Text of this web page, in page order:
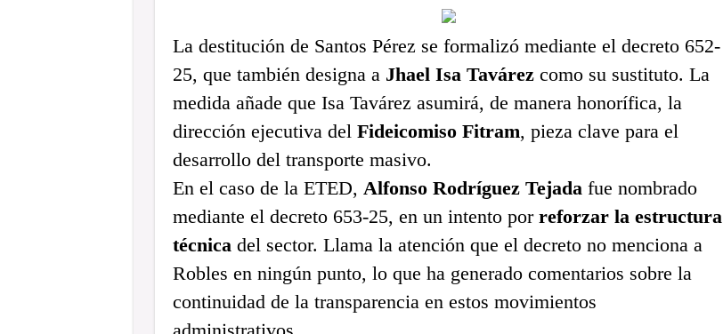
La destitución de Santos Pérez se formalizó mediante el decreto 652-
25, que también designa a Jhael Isa Tavárezcomo su sustituto. La
medida añade que Isa Tavárez asumirá, de manera honorífica, la
dirección ejecutiva del Fideicomiso Fitram, pieza clave para el
desarrollo del transporte masivo.
En el caso de la ETED, Alfonso Rodríguez Tejadafue nombrado
mediante el decreto 653-25, en un intento por reforzar la estructura
técnicadel sector. Llama la atención que el decreto no menciona a
Robles en ningún punto, lo que ha generado comentarios sobre la
continuidad de la transparencia en estos movimientos